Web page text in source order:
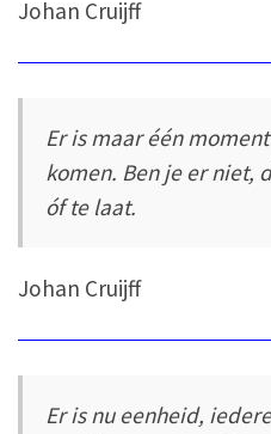
Johan Cruijff
Er is maar één
komen. Ben je er niet,
óf te laat.
Johan Cruijff
Er is nu eenheid,